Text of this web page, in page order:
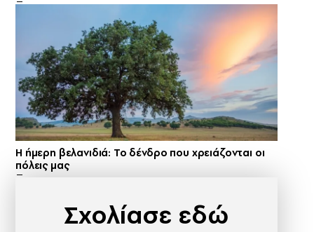
Η ήμερη βελανιδιά: Το δένδρο που χρειάζονται οι
πόλεις μας
Σχολίασε εδώ